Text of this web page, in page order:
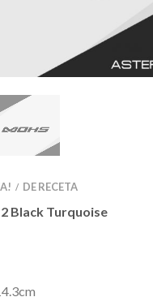
/ DE RECETA
Black Turquoise